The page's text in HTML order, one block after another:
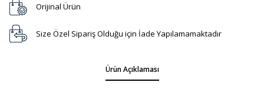
Orijinal Ürün
Size Özel Sipariş Olduğu için İade Yapılamamaktadır
Ürün Açıklaması